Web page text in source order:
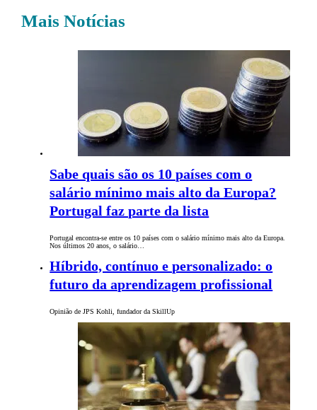
Mais Notícias
Sabe quais são os 10 países com o
salário mínimo mais alto da Europa?
Portugal faz parte da lista
Portugal encontra-se entre os 10 países com o salário mínimo mais alto da Europa.
Nos últimos 20 anos, o salário…
Híbrido, contínuo e personalizado: o
futuro da aprendizagem profissional
Opinião de JPS Kohli, fundador da SkillUp